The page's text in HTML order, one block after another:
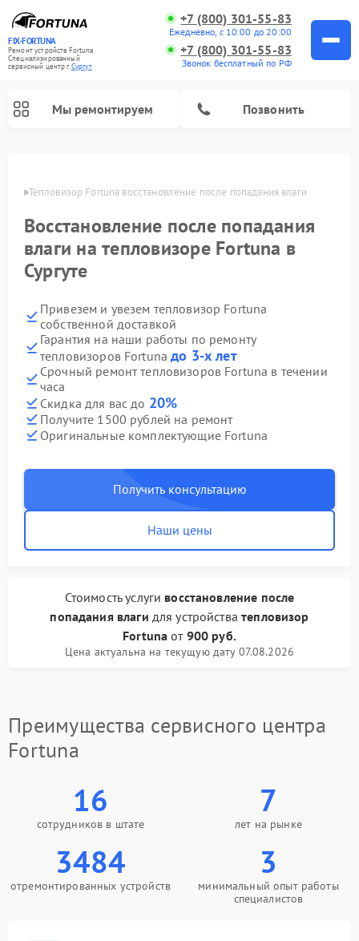
FIX-FORTUNA
Ремонт устройств Fortuna
Специализированный
cервисный центр г.Сургут
+7 (800) 301-55-83
Ежедневно, с 10:00 до 20:00
+7 (800) 301-55-83
Звонок бесплатный по РФ
Мы ремонтируем Позвонить
Тепловизор Fortuna восстановление после попадания влаги
Восстановление после попадания
влаги на тепловизоре Fortuna в
Сургуте
Привезем и увезем тепловизор Fortuna
собственной доставкой
Гарантия на наши работы по ремонту
тепловизоров Fortunaдо 3-х лет
Срочный ремонт тепловизоров Fortuna в течении
часа
Скидка для вас до 20%
Получите 1500 рублей на ремонт
Оригинальные комплектующие Fortuna
Получить консультацию
Наши цены
Стоимость услуги восстановление после
попадания влаги для устройстватепловизор
Fortuna от 900 руб.
Цена актуальна на текущую дату 07.08.2026
Преимущества сервисного центра
Fortuna
16
сотрудников в штате
7
лет на рынке
3484
отремонтированных устройств
3
минимальный опыт работы
специалистов